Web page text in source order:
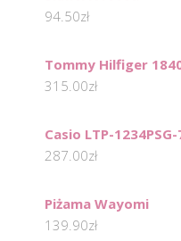
94.50zł
Tommy Hilfiger
315.00zł
Casio LTP-1234PSG-
287.00zł
Piżama Wayomi
139.90zł